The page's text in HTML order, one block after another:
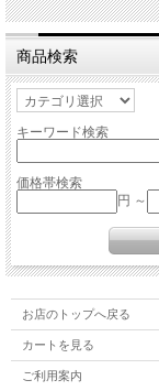
商品検索
キーワード検索
価格帯検索
円 ～
お店のトップへ戻る
カートを見る
ご利用案内